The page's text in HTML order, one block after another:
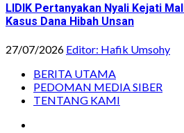
LIDIK Pertanyakan Nyali Kejati
Kasus Dana Hibah Unsan
27/07/2026 Editor: Hafik Umsohy
BERITA UTAMA
PEDOMAN MEDIA SIBER
TENTANG KAMI